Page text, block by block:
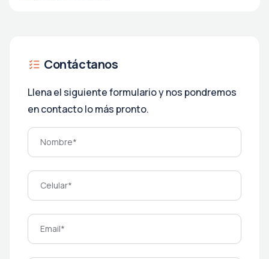
Contáctanos
Llena el siguiente formulario y nos pondremos
en contacto lo más pronto.